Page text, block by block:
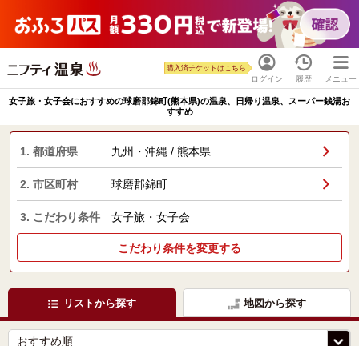
ログイン
購入済チケットはこちら
履歴 メニュー
女子旅・女子会におすすめの球磨郡錦町(熊本県)の温泉、日帰り温泉、スーパー銭湯お
すすめ
1. 都道府県 九州・沖縄 / 熊本県
2. 市区町村 球磨郡錦町
3. こだわり条件 女子旅・女子会
こだわり条件を変更する
リストから探す 地図から探す